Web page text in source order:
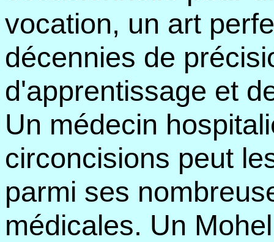
vocation, un art
décennies de
d'apprentissage et
Un médecin
circoncisions peut
parmi ses
médicales. Un